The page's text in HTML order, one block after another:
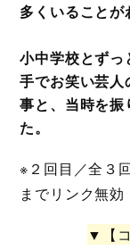
多くいることが
小中学校とず
手でお笑い芸
事と、当時を振
た。
※２回目／全３
までリンク無効
▼【